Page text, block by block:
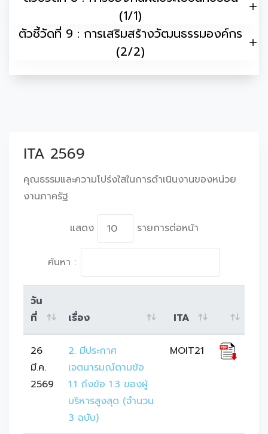
(1/1)
ตัวชี้วัดที่ 9 : การเสริมสร้างวัฒนธรรมองค์กร
(2/2)
ITA 2569
คุณธรรมและความโปร่งใสในการดำเนินงานของหน่วย
งานภาครัฐ
แสดง รายการต่อหน้า
ค้นหา :
วัน
ที่
เรื่อง ITA
26
มี.ค.
2569
2. มีประกาศ
เจตนารมณ์ตามข้อ
1.1 ถึงข้อ 1.3 ของผู้
บริหารสูงสุด (จำนวน
3 ฉบับ)
MOIT21